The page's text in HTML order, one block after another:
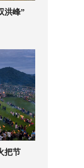
洪峰”
把节